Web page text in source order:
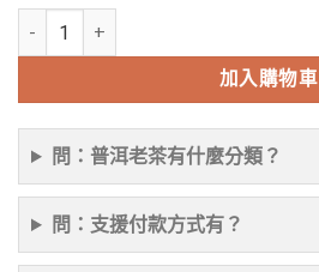
醜茶500克老班章大碎發酵非常好喝 數量
加入購物車
問：普洱老茶有什麼分類？
問：支援付款方式有？